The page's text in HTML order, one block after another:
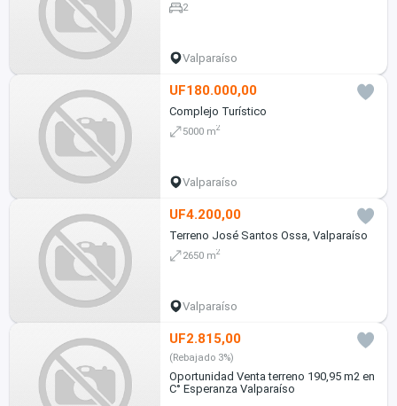
2
Valparaíso
UF180.000,00
Complejo Turístico
5000 m2
Valparaíso
UF4.200,00
Terreno José Santos Ossa, Valparaíso
2650 m2
Valparaíso
UF2.815,00
(Rebajado 3%)
Oportunidad Venta terreno 190,95 m2 en
C° Esperanza Valparaíso